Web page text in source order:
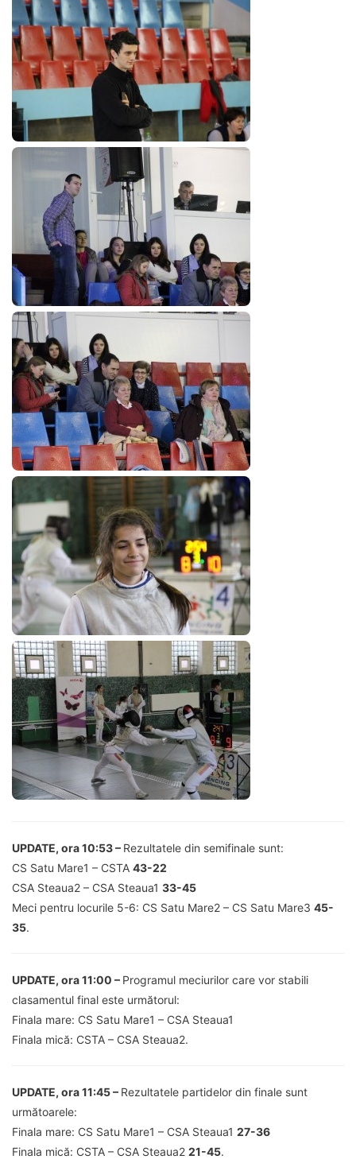
UPDATE, ora 10:53 – Rezultatele din semifinale sunt:
CS Satu Mare1 – CSTA 43-22
CSA Steaua2 – CSA Steaua1 33-45
Meci pentru locurile 5-6: CS Satu Mare2 – CS Satu Mare3 45-
35.
UPDATE, ora 11:00 – Programul meciurilor care vor stabili
clasamentul final este următorul:
Finala mare: CS Satu Mare1 – CSA Steaua1
Finala mică: CSTA – CSA Steaua2.
UPDATE, ora 11:45 – Rezultatele partidelor din finale sunt
următoarele:
Finala mare: CS Satu Mare1 – CSA Steaua1 27-36
Finala mică: CSTA – CSA Steaua2 21-45.